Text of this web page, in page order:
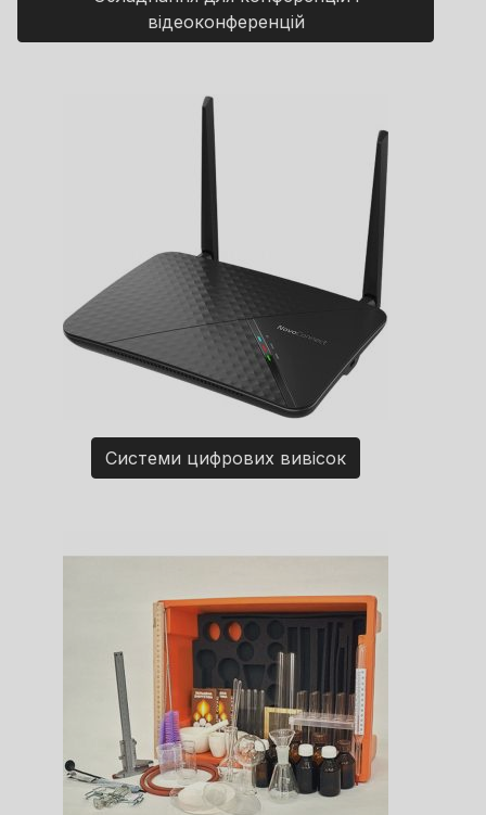
відеоконференцій
Системи цифрових вивісок